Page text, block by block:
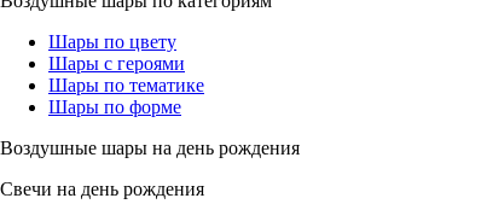
Шары по цвету
Шары с героями
Шары по тематике
Шары по форме
Воздушные шары на день рождения
Свечи на день рождения